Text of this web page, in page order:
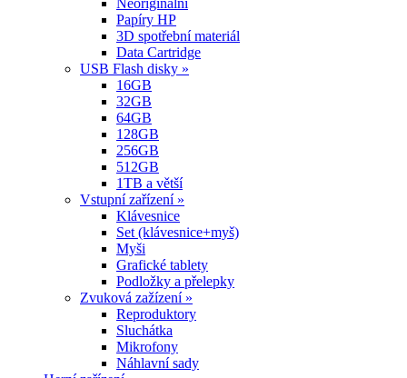
Papíry HP
3D spotřební materiál
Data Cartridge
USB Flash disky »
16GB
32GB
64GB
128GB
256GB
512GB
1TB a větší
Vstupní zařízení »
Klávesnice
Set (klávesnice+myš)
Myši
Grafické tablety
Podložky a přelepky
Zvuková zažízení »
Reproduktory
Sluchátka
Mikrofony
Náhlavní sady